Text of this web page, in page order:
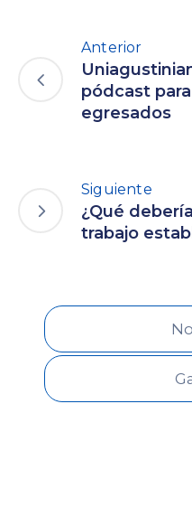
Anterior
pódcast
egresados
Siguiente
¿Qué
trabajo